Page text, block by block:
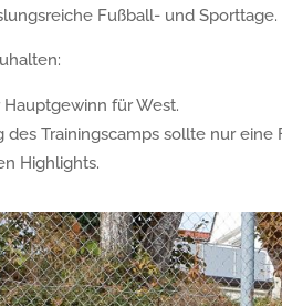
Fußball- und Sporttage.
für West.
des Trainingscamps sollte nur
Highlights.